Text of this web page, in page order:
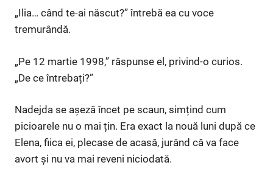
„Ilia… când te-ai născut?” întrebă ea cu voce
tremurândă.
„Pe 12 martie 1998,” răspunse el, privind-o curios.
„De ce întrebați?”
Nadejda se așeză încet pe scaun, simțind cum
picioarele nu o mai țin. Era exact la nouă luni după ce
Elena, fiica ei, plecase de acasă, jurând că va face
avort și nu va mai reveni niciodată.